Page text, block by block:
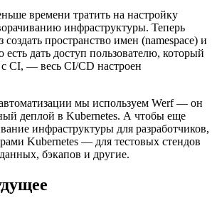
времени тратить на настройку
инфраструктуры. Теперь
создать пространство имен (namespace) и
есть дать доступ пользователю, который
с CI, — весь CI/CD настроен
мы используем Werf — он
деплой в Kubernetes. А чтобы еще
инфраструктуры для разработчиков,
Kubernetes — для тестовых стендов
бэкапов и другие.